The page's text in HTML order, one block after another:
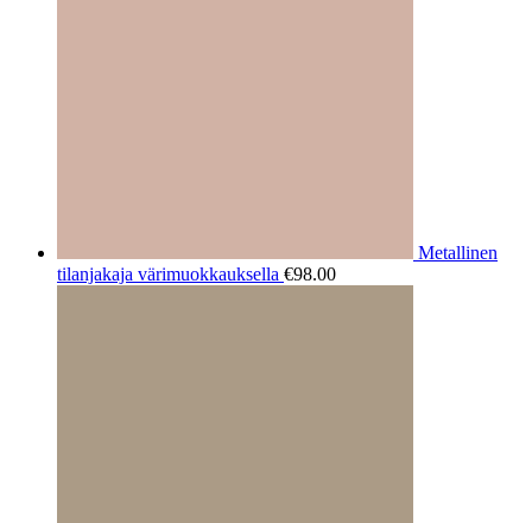
Metallinen
tilanjakaja värimuokkauksella €98.00